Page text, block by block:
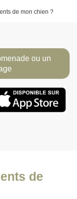
de mon chien ?
ou un
de